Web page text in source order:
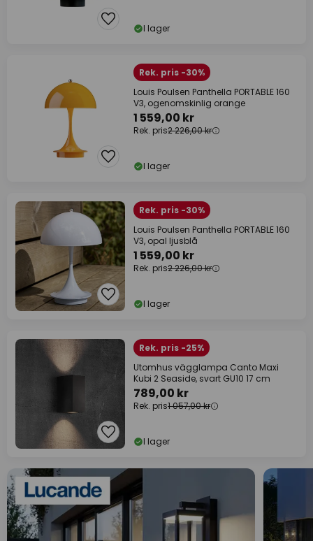
I lager
Rek. pris -30%
Louis Poulsen Panthella PORTABLE 160
V3, ogenomskinlig orange
1 559,00 kr
Rek. pris2 226,00 kr
I lager
Rek. pris -30%
Louis Poulsen Panthella PORTABLE 160
V3, opal ljusblå
1 559,00 kr
Rek. pris2 226,00 kr
I lager
Rek. pris -25%
Utomhus vägglampa Canto Maxi
Kubi 2 Seaside, svart GU10 17 cm
789,00 kr
Rek. pris1 057,00 kr
I lager